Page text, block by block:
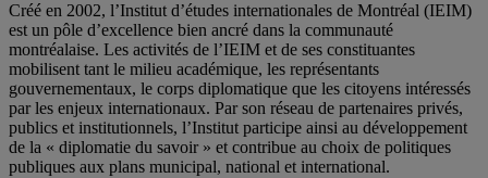
Créé en 2002, l’Institut d’études internationales de Montréal (IEIM)
est un pôle d’excellence bien ancré dans la communauté
montréalaise. Les activités de l’IEIM et de ses constituantes
mobilisent tant le milieu académique, les représentants
gouvernementaux, le corps diplomatique que les citoyens intéressés
par les enjeux internationaux. Par son réseau de partenaires privés,
publics et institutionnels, l’Institut participe ainsi au développement
de la « diplomatie du savoir » et contribue au choix de politiques
publiques aux plans municipal, national et international.